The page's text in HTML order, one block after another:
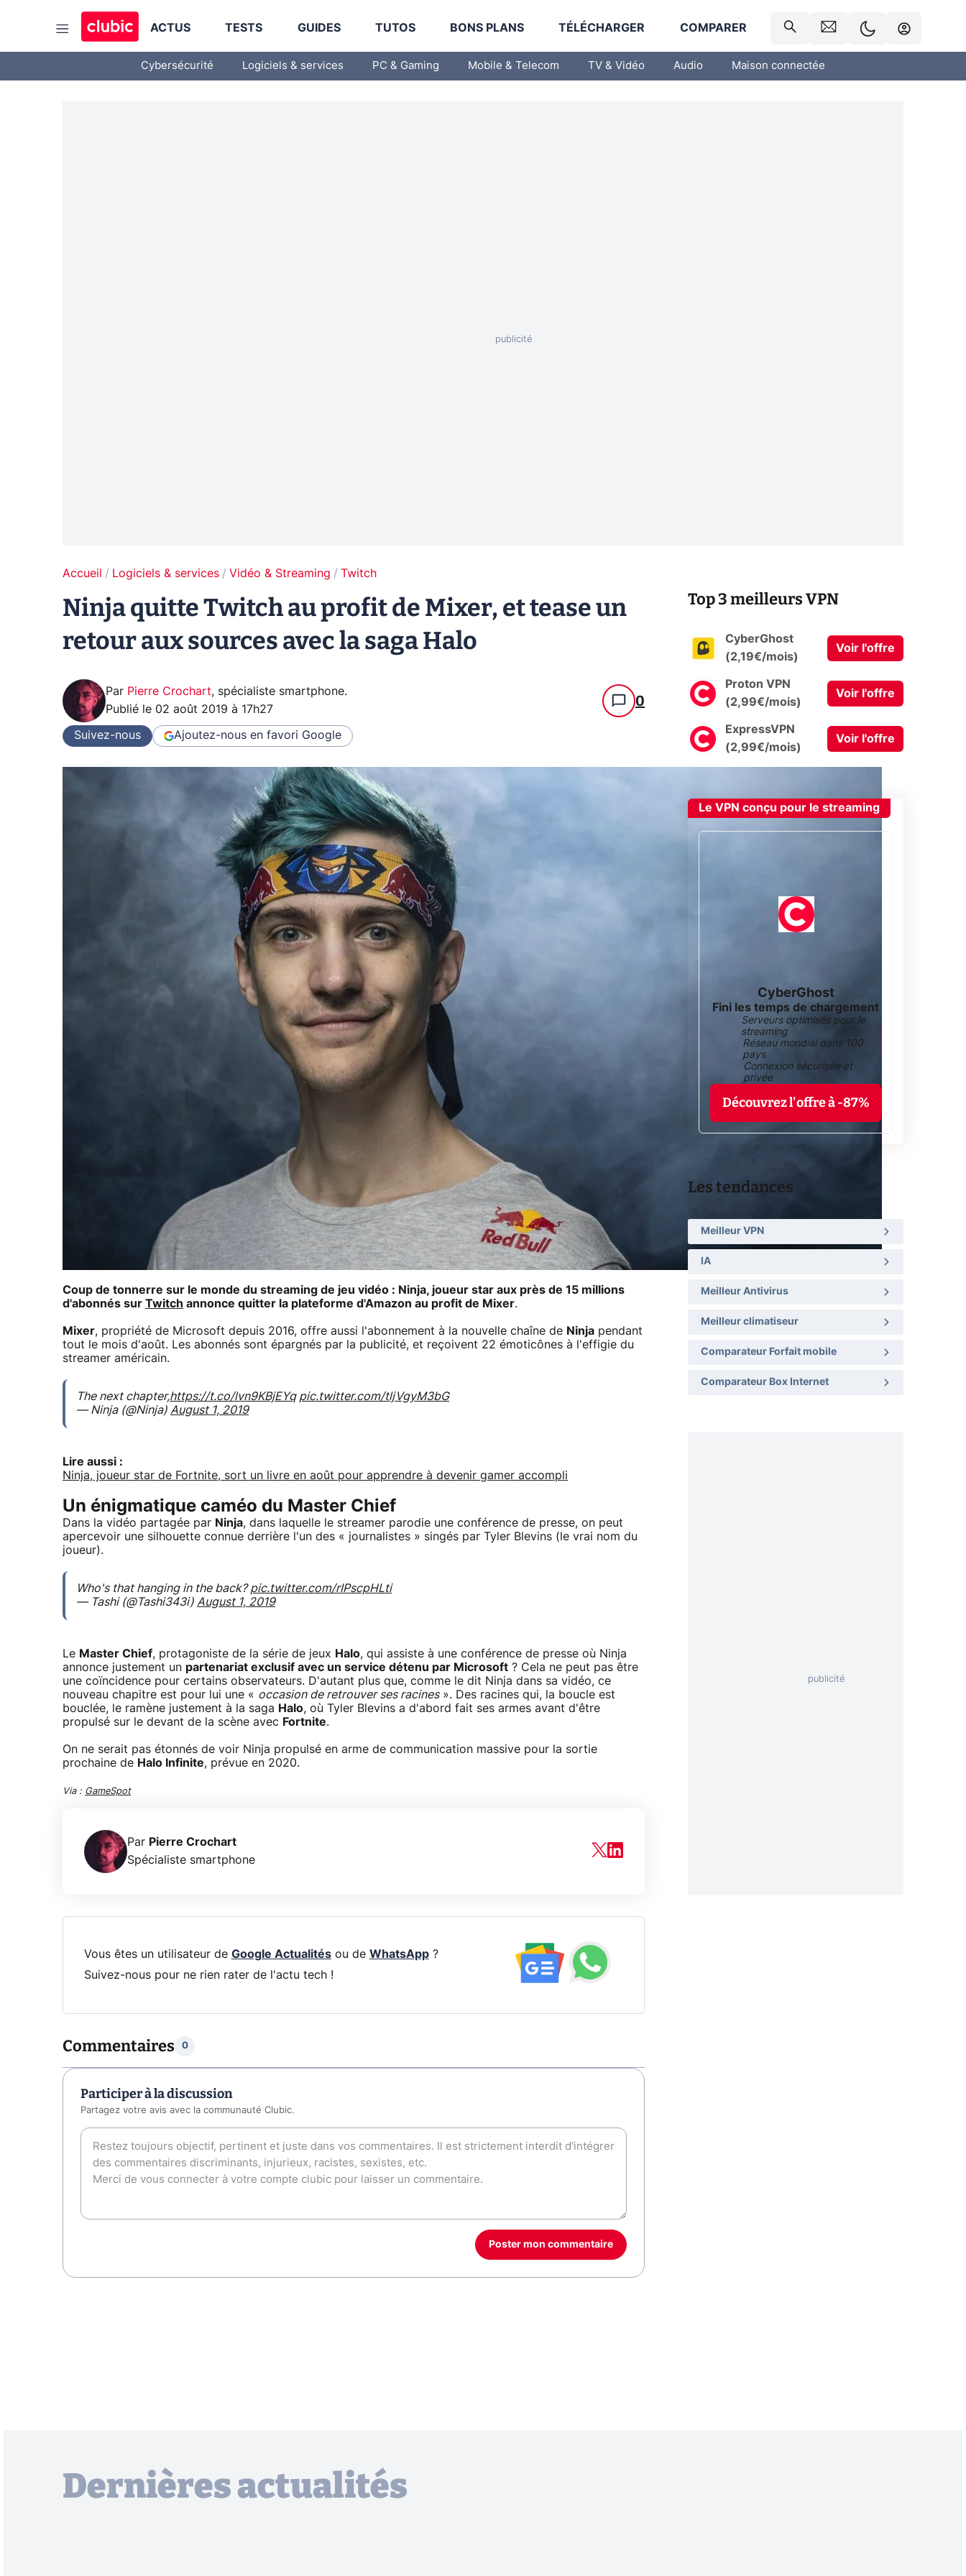
ACTUS TESTS GUIDES TUTOS BONS PLANS TÉLÉCHARGER COMPARER
Cybersécurité Logiciels & services PC & Gaming Mobile & Telecom TV & Vidéo Audio Maison connectée
Accueil Logiciels & services Vidéo & Streaming Twitch
Ninja quitte Twitch au profit de Mixer, et tease un
retour aux sources avec la saga Halo
Par Pierre Crochart, spécialiste smartphone.
Publié le 02 août 2019 à 17h27 0
Suivez-nous Ajoutez-nous en favori Google
Coup de tonnerre sur le monde du streaming de jeu vidéo : Ninja, joueur star aux près de 15 millions
d'abonnés sur Twitch annonce quitter la plateforme d'Amazon au profit de Mixer.
Mixer, propriété de Microsoft depuis 2016, offre aussi l'abonnement à la nouvelle chaîne de Ninja pendant
tout le mois d'août. Les abonnés sont épargnés par la publicité, et reçoivent 22 émoticônes à l'effigie du
streamer américain.
The next chapter,https://t.co/lvn9KBjEYq pic.twitter.com/tljVgyM3bG
— Ninja (@Ninja) August 1, 2019
Lire aussi :
Ninja, joueur star de Fortnite, sort un livre en août pour apprendre à devenir gamer accompli
Un énigmatique caméo du Master Chief
Dans la vidéo partagée par Ninja, dans laquelle le streamer parodie une conférence de presse, on peut
apercevoir une silhouette connue derrière l'un des « journalistes » singés par Tyler Blevins (le vrai nom du
joueur).
Who's that hanging in the back?pic.twitter.com/rIPscpHLti
— Tashi (@Tashi343i) August 1, 2019
Le Master Chief, protagoniste de la série de jeux Halo, qui assiste à une conférence de presse où Ninja
annonce justement un partenariat exclusif avec un service détenu par Microsoft ? Cela ne peut pas être
une coïncidence pour certains observateurs. D'autant plus que, comme le dit Ninja dans sa vidéo, ce
nouveau chapitre est pour lui une « occasion de retrouver ses racines». Des racines qui, la boucle est
bouclée, le ramène justement à la saga Halo, où Tyler Blevins a d'abord fait ses armes avant d'être
propulsé sur le devant de la scène avec Fortnite.
On ne serait pas étonnés de voir Ninja propulsé en arme de communication massive pour la sortie
prochaine de Halo Infinite, prévue en 2020.
Via : GameSpot
Par Pierre Crochart
Spécialiste smartphone
Vous êtes un utilisateur de Google Actualitésou de WhatsApp?
Suivez-nous pour ne rien rater de l'actu tech !
Commentaires 0
Participer à la discussion
Partagez votre avis avec la communauté Clubic.
Poster mon commentaire
Top 3 meilleurs VPN
CyberGhost
(2,19€/mois)
Voir l'offre
Proton VPN
(2,99€/mois)
Voir l'offre
ExpressVPN
(2,99€/mois)
Voir l'offre
Le VPN conçu pour le streaming
CyberGhost
Fini les temps de chargement
Serveurs optimisés pour le
streaming
Réseau mondial dans 100
pays
Connexion sécurisée et
privée
Découvrez l'offre à -87%
Les tendances
Meilleur VPN
IA
Meilleur Antivirus
Meilleur climatiseur
Comparateur Forfait mobile
Comparateur Box Internet
Dernières actualités